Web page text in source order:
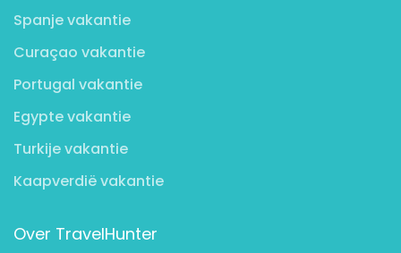
Spanje vakantie
Curaçao vakantie
Portugal vakantie
Egypte vakantie
Turkije vakantie
Kaapverdië vakantie
Over TravelHunter